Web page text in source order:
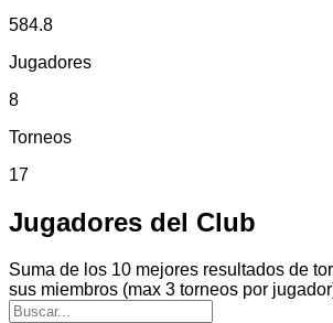
584.8
Jugadores
8
Torneos
17
Jugadores del Club
Suma de los 10 mejores resultados de
sus miembros (max 3 torneos por